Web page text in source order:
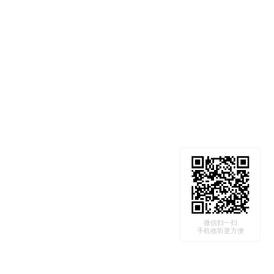
微信扫一扫
手机收听更方便